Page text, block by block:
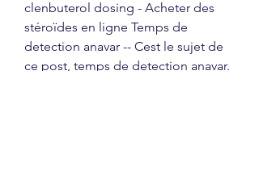
clenbuterol dosing - Acheter des
stéroïdes en ligne Temps de
detection anavar -- Cest le sujet de
ce post, temps de detection anavar.